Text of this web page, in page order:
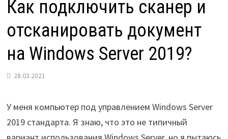
Как подключить сканер и
отсканировать документ
на Windows Server 2019?
28.03.2021
У меня компьютер под управлением Windows Server
2019 стандарта. Я знаю, что это не типичный